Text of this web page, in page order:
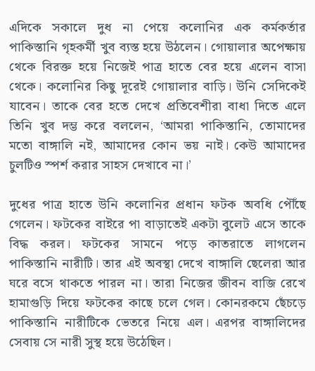
এদিকে সকালে দুধ না পেয়ে কলোনির এক কর্মকর্তার
পাকিস্তানি গৃহকর্মী খুব ব্যস্ত হয়ে উঠলেন। গোয়ালার অপেক্ষায়
থেকে বিরক্ত হয়ে নিজেই পাত্র হাতে বের হয়ে এলেন বাসা
থেকে। কলোনির কিছু দূরেই গোয়ালার বাড়ি। উনি সেদিকেই
যাবেন। তাকে বের হতে দেখে প্রতিবেশীরা বাধা দিতে এলে
তিনি খুব দম্ভ করে বললেন, ‘আমরা পাকিস্তানি, তোমাদের
মতো বাঙ্গালি নই, আমাদের কোন ভয় নাই। কেউ আমাদের
চুলটিও স্পর্শ করার সাহস দেখাবে না।’
দুধের পাত্র হাতে উনি কলোনির প্রধান ফটক অবধি পৌঁছে
গেলেন। ফটকের বাইরে পা বাড়াতেই একটা বুলেট এসে তাকে
বিদ্ধ করল। ফটকের সামনে পড়ে কাতরাতে লাগলেন
পাকিস্তানি নারীটি। তার এই অবস্থা দেখে বাঙ্গালি ছেলেরা আর
ঘরে বসে থাকতে পারল না। তারা নিজের জীবন বাজি রেখে
হামাগুড়ি দিয়ে ফটকের কাছে চলে গেল। কোনরকমে ছেঁচড়ে
পাকিস্তানি নারীটিকে ভেতরে নিয়ে এল। এরপর বাঙ্গালিদের
সেবায় সে নারী সুস্থ হয়ে উঠেছিল।